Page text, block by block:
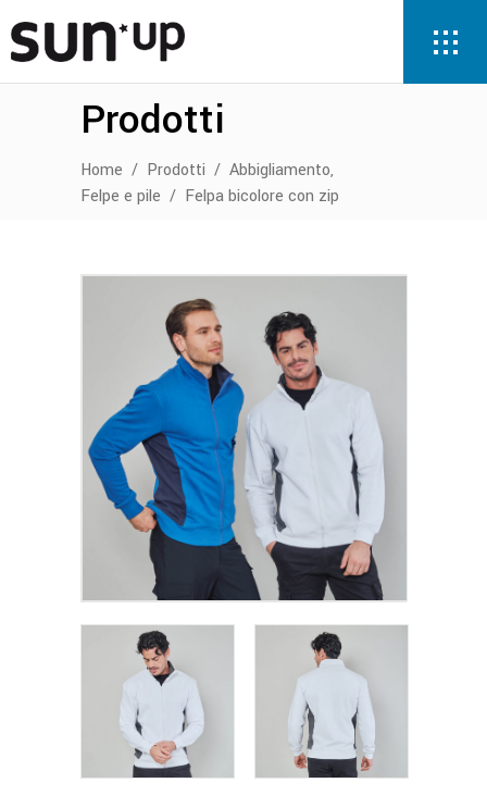
Prodotti
Home / Prodotti / Abbigliamento,
Felpe e pile / Felpa bicolore con zip